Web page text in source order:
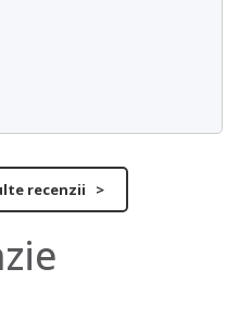
recenzii >